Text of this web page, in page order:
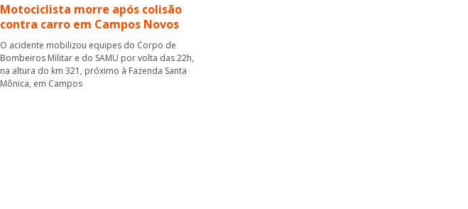
Motociclista morre após colisão
contra carro em Campos Novos
O acidente mobilizou equipes do Corpo de
Bombeiros Militar e do SAMU por volta das 22h,
na altura do km 321, próximo à Fazenda Santa
Mônica, em Campos